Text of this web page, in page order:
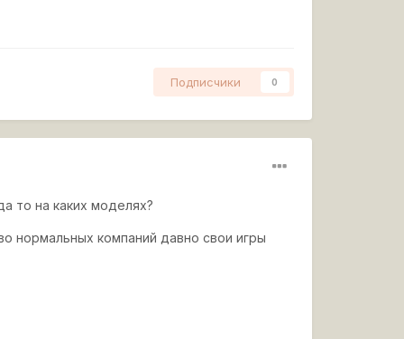
Подписчики 0
то на каких моделях?
нормальных компаний давно свои игры